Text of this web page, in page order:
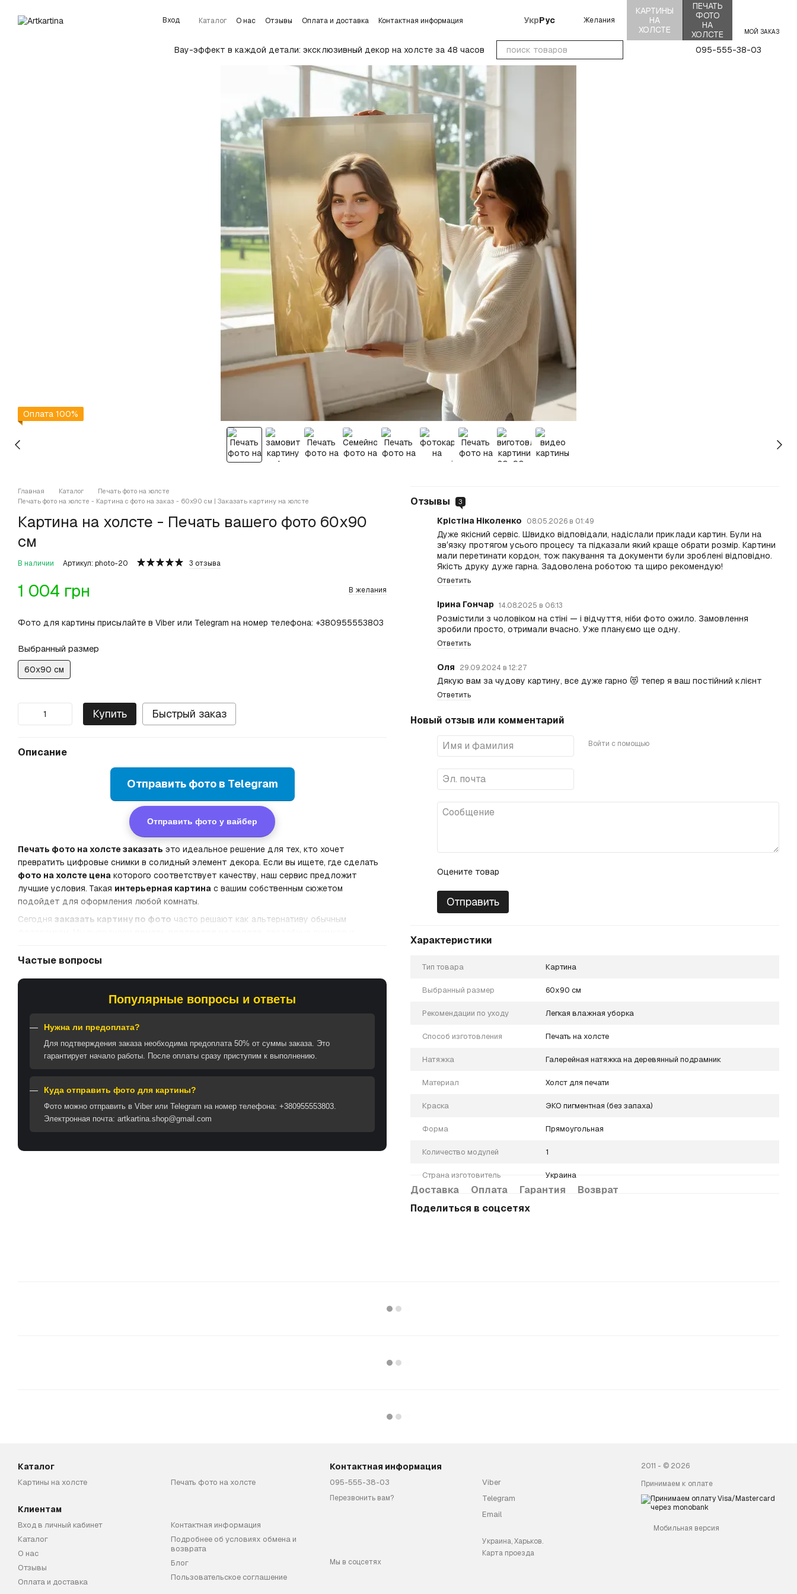
Вход Каталог О нас Отзывы Оплата и доставка
Контактная информация
УкрРус Желания
КАРТИНЫ
НА
ХОЛСТЕ
ПЕЧАТЬ
ФОТО
НА
ХОЛСТЕ
МОЙ ЗАКАЗ
Вау-эффект в каждой детали: эксклюзивный декор на холсте за 48 часов 095-555-38-03
Оплата 100%
Главная Каталог
Печать фото на холсте
Печать фото на холсте - Картина с фото на заказ - 60х90 см | Заказать картину на холсте
Картина на холсте - Печать вашего фото 60х90
см
В наличии Артикул: photo-20 3 отзыва
1 004 грн В желания
Фото для картины присылайте в Viber или Telegram на номер телефона: +380955553803
Выбранный размер
60х90 см
Купить Быстрый заказ
Описание
Отправить фото в Telegram
Отправить фото у вайбер
Печать фото на холсте заказать это идеальное решение для тех, кто хочет
превратить цифровые снимки в солидный элемент декора. Если вы ищете, где сделать
фото на холсте цена которого соответствует качеству, наш сервис предложит
лучшие условия. Такая интерьерная картина с вашим собственным сюжетом
подойдет для оформления любой комнаты.
Сегодня заказать картину по фото часто решают как альтернативу обычным
главным визуальным акцентом. Благодаря эко-краскам и галерейной натяжке, вы
оригинальный подарок
Частые вопросы
Популярные вопросы и ответы
Нужна ли предоплата?
Для подтверждения заказа необходима предоплата 50% от суммы заказа. Это
гарантирует начало работы. После оплаты сразу приступим к выполнению.
Куда отправить фото для картины?
Фото можно отправить в Viber или Telegram на номер телефона: +380955553803.
Электронная почта: artkartina.shop@gmail.com
Отзывы 3
Крістіна Ніколенко 08.05.2026 в 01:49
Дуже якісний сервіс. Швидко відповідали, надіслали приклади картин. Були на
звʼязку протягом усього процесу та підказали який краще обрати розмір. Картини
мали перетинати кордон, тож пакування та документи були зроблені відповідно.
Якість друку дуже гарна. Задоволена роботою та щиро рекомендую!
Ответить
Ірина Гончар 14.08.2025 в 06:13
Розмістили з чоловіком на стіні — і відчуття, ніби фото ожило. Замовлення
зробили просто, отримали вчасно. Уже плануємо ще одну.
Ответить
Оля 29.09.2024 в 12:27
Дякую вам за чудову картину, все дуже гарно 😻 тепер я ваш постійний клієнт
Ответить
Новый отзыв или комментарий
Войти с помощью
Оцените товар
Отправить
Характеристики
Тип товара Картина
Выбранный размер 60х90 см
Рекомендации по уходу Легкая влажная уборка
Способ изготовления Печать на холсте
Натяжка Галерейная натяжка на деревянный подрамник
Материал Холст для печати
Краска ЭКО пигментная (без запаха)
Форма Прямоугольная
Количество модулей 1
Страна изготовитель Украина
Доставка Оплата Гарантия
Возврат
Поделиться в соцсетях
Каталог
Картины на холсте Печать фото на холсте
Клиентам
Вход в личный кабинет
Каталог
О нас
Отзывы
Оплата и доставка
Контактная информация
Подробнее об условиях обмена и
возврата
Блог
Пользовательское соглашение
Контактная информация
095-555-38-03
Перезвонить вам?
Viber
Telegram
Email
Украина, Харьков.
Карта проезда
Мы в соцсетях
2011 - © 2026
Принимаем к оплате
Мобильная версия